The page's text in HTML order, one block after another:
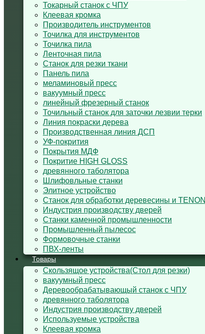
Токарный станок с ЧПУ
Клеевая кромка
Производитель инструментов
Точилка для инструментов
Точилка пила
Ленточная пила
Станок для резки ткани
Панель пила
меламиновый пресс
вакуумный пресс
линейный фрезерный станок
Точильный станок для заточки лезвии терки
Линия покраски дерева
Производственная линия ДСП
УФ-покрития
Покрытия МДФ
Покритие HIGH GLOSS
древянного таболятора
Шлифовльные станки
Элитное устройство
Станок для обработки деревесины и TENON
Индустрия производству дверей
Станки каменной промышленности
Промышленный пылесос
Формовочные станки
ПВХ-ленты
Товары
Cкользящoe устройствa(Стол для резки)
вакуумный пресс
Деревообрабатывающый станок с ЧПУ
древянного таболятора
Индустрия производству дверей
Используемые устройства
Клеевая кромка